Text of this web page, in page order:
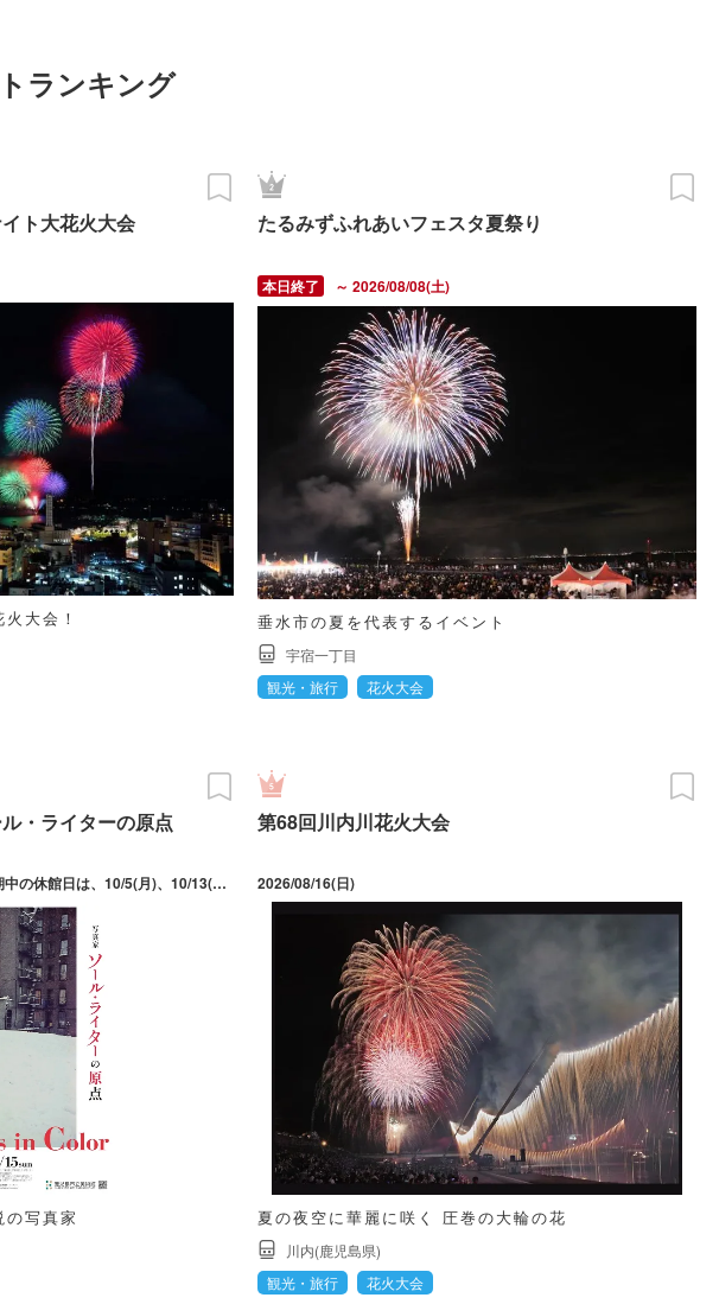
ランキング
ト大花火大会
大会！
たるみずふれあいフェスタ夏祭り
～ 2026/08/08(土)
垂水市の夏を代表するイベント
宇宿一丁目
観光・旅行
花火大会
・ライターの原点
2026/10/02(金) ～ 11/15(日) 会期中の休館日は、10/5(月)、10/13(火)、10/19(月)、10/26(月)、11/2(月)。入館は17:30まで。
写真家
第68回川内川花火大会
2026/08/16(日)
夏の夜空に華麗に咲く 圧巻の大輪の花
川内(鹿児島県)
観光・旅行
花火大会